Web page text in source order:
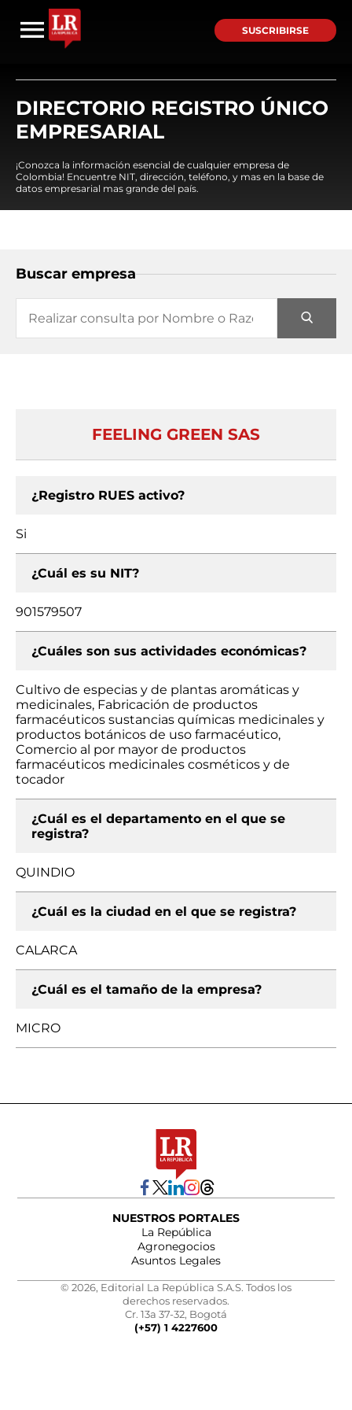
SUSCRIBIRSE
DIRECTORIO REGISTRO ÚNICO
EMPRESARIAL
¡Conozca la información esencial de cualquier empresa de
Colombia! Encuentre NIT, dirección, teléfono, y mas en la base de
datos empresarial mas grande del país.
Buscar empresa
FEELING GREEN SAS
¿Registro RUES activo?
Si
¿Cuál es su NIT?
901579507
¿Cuáles son sus actividades económicas?
Cultivo de especias y de plantas aromáticas y
medicinales, Fabricación de productos
farmacéuticos sustancias químicas medicinales y
productos botánicos de uso farmacéutico,
Comercio al por mayor de productos
farmacéuticos medicinales cosméticos y de
tocador
¿Cuál es el departamento en el que se
registra?
QUINDIO
¿Cuál es la ciudad en el que se registra?
CALARCA
¿Cuál es el tamaño de la empresa?
MICRO
NUESTROS PORTALES
La República
Agronegocios
Asuntos Legales
© 2026, Editorial La República S.A.S. Todos los
derechos reservados.
Cr. 13a 37-32, Bogotá
(+57) 1 4227600